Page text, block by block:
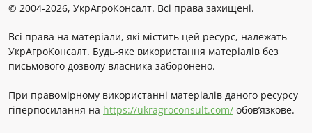
© 2004-2026, УкрАгроКонсалт. Всі права захищені.
Всі права на матеріали, які містить цей ресурс, належать
УкрАгроКонсалт. Будь-яке використання матеріалів без
письмового дозволу власника заборонено.
При правомірному використанні матеріалів даного ресурсу
гіперпосилання на https://ukragroconsult.com/ обов’язкове.